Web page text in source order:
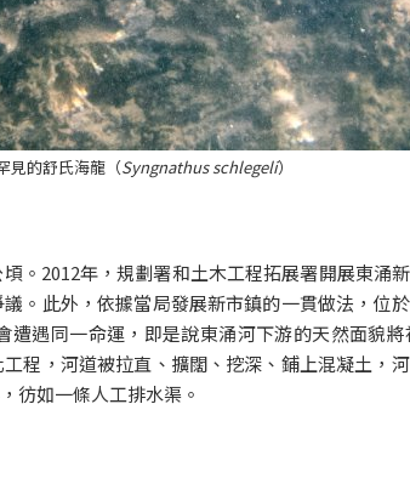
見的舒氏海龍（Syngnathus schlegeli）
。2012年，規劃署和土木工程拓展署開展東涌
。此外，依據當局發展新市鎮的一貫做法，位
遇同一命運，即是說東涌河下游的天然面貌
程，河道被拉直、擴闊、挖深、鋪上混凝土，
彷如一條人工排水渠。